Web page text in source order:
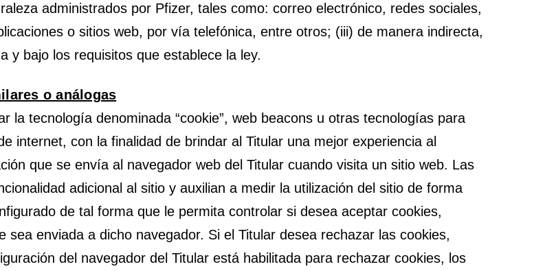
administrados por Pfizer, tales como: correo electrónico, redes sociales,
o sitios web, por vía telefónica, entre otros; (iii) de manera indirecta,
y bajo los requisitos que establece la ley.
o análogas
la tecnología denominada “cookie”, web beacons u otras tecnologías para
internet, con la finalidad de brindar al Titular una mejor experiencia al
que se envía al navegador web del Titular cuando visita un sitio web. Las
adicional al sitio y auxilian a medir la utilización del sitio de forma
de tal forma que le permita controlar si desea aceptar cookies,
enviada a dicho navegador. Si el Titular desea rechazar las cookies,
del navegador del Titular está habilitada para rechazar cookies, los